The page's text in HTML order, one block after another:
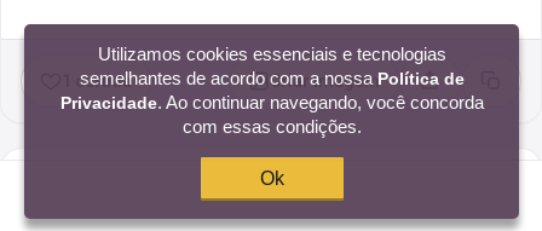
1 curtida Criar imagem Compartilhar
Copiar
Utilizamos cookies essenciais e tecnologias
semelhantes de acordo com a nossa Política de
Privacidade. Ao continuar navegando, você concorda
com essas condições.
Ok